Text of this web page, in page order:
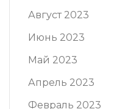
Август 2023
Июнь 2023
Май 2023
Апрель 2023
Февраль 2023